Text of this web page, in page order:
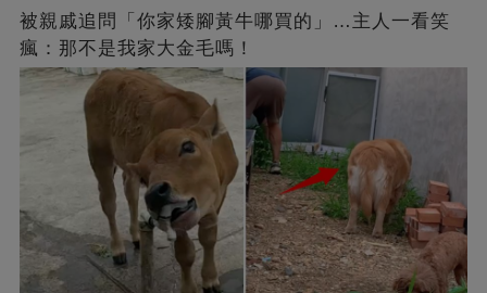
被親戚追問「你家矮腳黃牛哪買的」…主人一看笑
瘋：那不是我家大金毛嗎！